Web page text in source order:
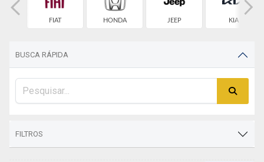
FIAT HONDA JEEP KIA
BUSCA RÁPIDA
FILTROS